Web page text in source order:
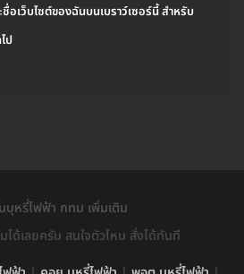
อเว็บไซต์ของฉันบนเบราว์เซอร์นี้ สำหรับ
ป
บุหรี่ไฟฟ้า กทม เพิ่มเติม
ได้เลยครับ สนใจตัวไหน สั่งได้ทันที